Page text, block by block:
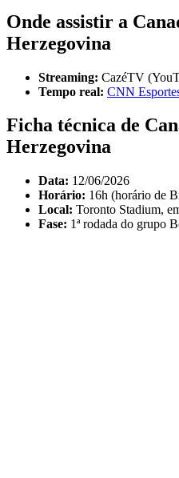
Onde assistir a
Herzegovina
Streaming: CazéTV
Tempo real: CNN
Ficha técnica de
Herzegovina
Data: 12/06/2026
Horário: 16h (horário de
Local: Toronto Stadium,
Fase: 1ª rodada do grupo